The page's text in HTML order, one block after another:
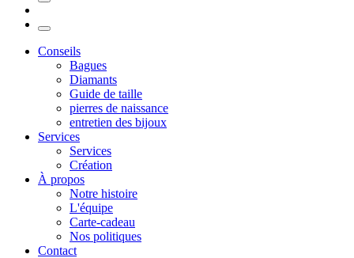
Conseils
Bagues
Diamants
Guide de taille
pierres de naissance
entretien des bijoux
Services
Services
Création
À propos
Notre histoire
L'équipe
Carte-cadeau
Nos politiques
Contact